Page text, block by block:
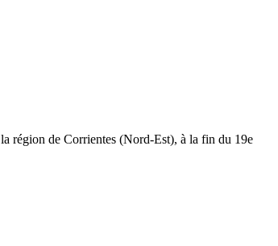
région de Corrientes (Nord-Est), à la fin du 19e